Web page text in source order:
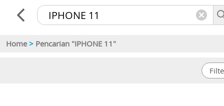
Home > Pencarian "IPHONE 11"